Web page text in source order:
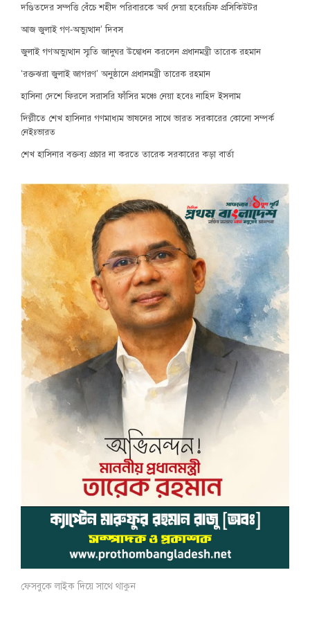
দণ্ডিতদের সম্পত্তি বেঁচে শহীদ পরিবারকে অর্থ দেয়া হবেঃচিফ প্রসিকিউটর
আজ জুলাই গণ-অভ্যুত্থান’ দিবস
জুলাই গণঅভ্যুত্থান স্মৃতি জাদুঘর উদ্বোধন করলেন প্রধানমন্ত্রী তারেক রহমান
‘রক্তঝরা জুলাই জাগরণ’ অনুষ্ঠানে প্রধানমন্ত্রী তারেক রহমান
হাসিনা দেশে ফিরলে সরাসরি ফাঁসির মঞ্চে নেয়া হবেঃ নাহিদ ইসলাম
দিল্লীতে শেখ হাসিনার গণমাধ্যম ভাষনের সাথে ভারত সরকারের কোনো সম্পর্ক
নেইঃভারত
শেখ হাসিনার বক্তব্য প্রচার না করতে তারেক সরকারের কড়া বার্তা
ফেসবুকে লাইক দিয়ে সাথে থাকুন